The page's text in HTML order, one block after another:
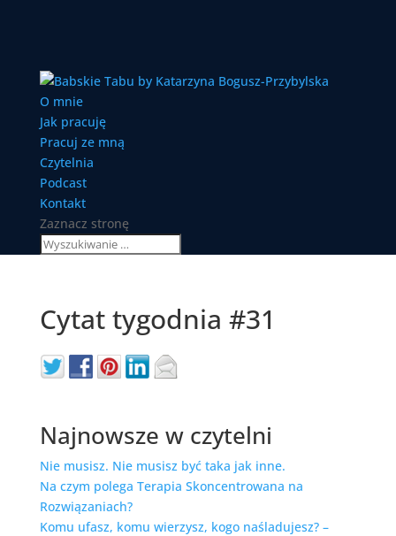
O mnie
Jak pracuję
Pracuj ze mną
Czytelnia
Podcast
Kontakt
Zaznacz stronę
Cytat tygodnia #31
Najnowsze w czytelni
Nie musisz. Nie musisz być taka jak inne.
Na czym polega Terapia Skoncentrowana na
Rozwiązaniach?
Komu ufasz, komu wierzysz, kogo naśladujesz? –